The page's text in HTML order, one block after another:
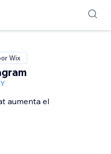
Wix
aumenta el